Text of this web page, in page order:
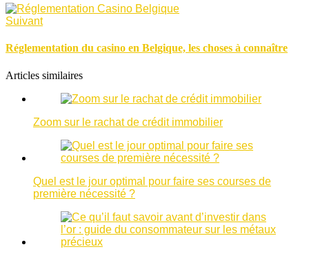
Suivant
Réglementation du casino en Belgique, les choses à connaître
Articles similaires
Zoom sur le rachat de crédit immobilier
Quel est le jour optimal pour faire ses courses de
première nécessité ?